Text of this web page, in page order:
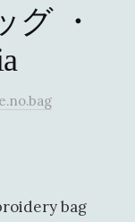
グ ・
e.no.bag
bag